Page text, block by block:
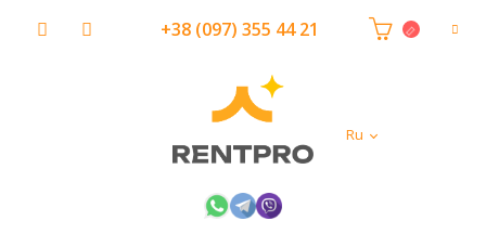
Ru
+38 (097) 355 44 21